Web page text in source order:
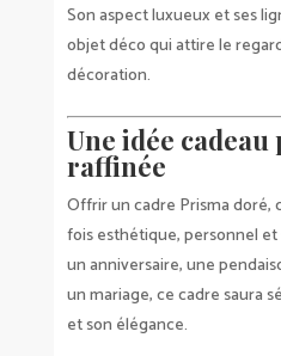
Son aspect luxueux et ses
objet déco qui attire le
décoration.
Une idée
raffinée
Offrir un cadre Prisma doré,
fois esthétique, personnel
un anniversaire, une
un mariage, ce cadre saura
et son élégance.